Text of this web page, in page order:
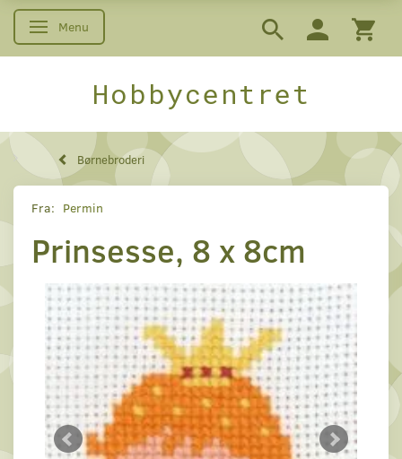
Skifte navigation
Menu
Hobbycentret
Børnebroderi
Fra: Permin
Prinsesse, 8 x 8cm